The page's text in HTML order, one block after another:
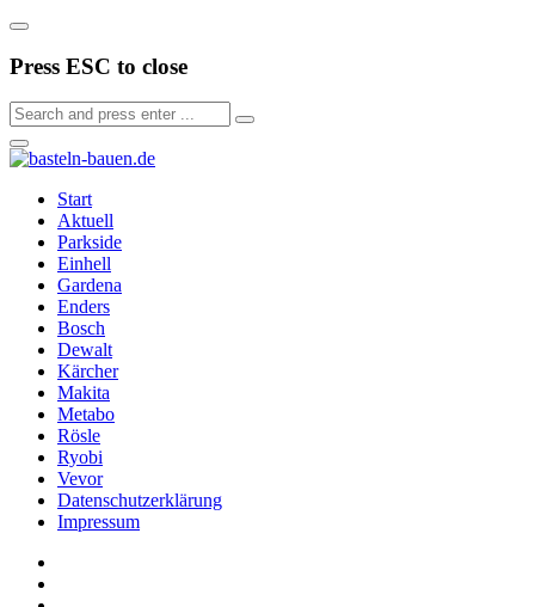
Press ESC to close
Start
Aktuell
Parkside
Einhell
Gardena
Enders
Bosch
Dewalt
Kärcher
Makita
Metabo
Rösle
Ryobi
Vevor
Datenschutzerklärung
Impressum